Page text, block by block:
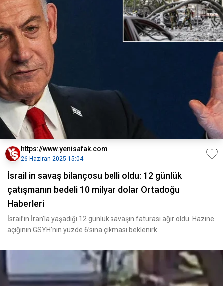
https://www.yenisafak.com
26 Haziran 2025 15:04
İsrail in savaş bilançosu belli oldu: 12 günlük
çatışmanın bedeli 10 milyar dolar Ortadoğu
Haberleri
İsrail’in İran’la yaşadığı 12 günlük savaşın faturası ağır oldu. Hazine
açığının GSYH’nin yüzde 6’sına çıkması beklenirk